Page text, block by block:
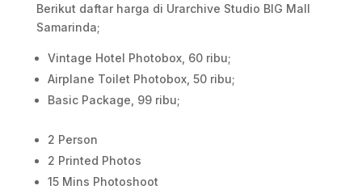
Berikut daftar harga di Urarchive Studio BIG Mall
Samarinda;
Vintage Hotel Photobox, 60 ribu;
Airplane Toilet Photobox, 50 ribu;
Basic Package, 99 ribu;
2 Person
2 Printed Photos
15 Mins Photoshoot